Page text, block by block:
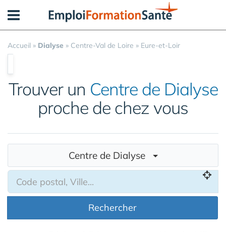
Accueil » Dialyse » Centre-Val de Loire » Eure-et-Loir
Trouver un Centre de Dialyse
proche de chez vous
Centre de Dialyse
Rechercher